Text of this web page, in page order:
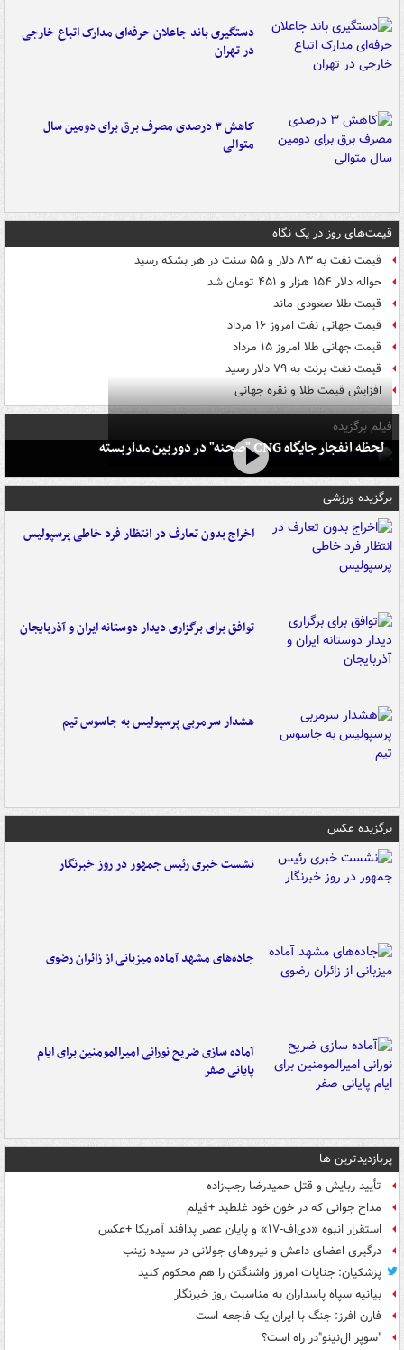
دستگیری باند جاعلان حرفه‌ای مدارک اتباع خارجی
در تهران
کاهش ۳ درصدی مصرف برق برای دومین سال
متوالی
قیمت‌های روز در یک نگاه
قیمت نفت به ۸۳ دلار و ۵۵ سنت در هر بشکه رسید
حواله دلار ۱۵۴ هزار و ۴۵۱ تومان شد
قیمت طلا صعودی ماند
قیمت جهانی نفت امروز ۱۶ مرداد
قیمت جهانی طلا امروز ۱۵ مرداد
قیمت نفت برنت به ۷۹ دلار رسید
افزایش قیمت طلا و نقره جهانی
فیلم برگزیده
لحظه انفجار جایگاه CNG "صحنه" در دوربین مداربسته
برگزیده ورزشی
اخراج بدون تعارف در انتظار فرد خاطی پرسپولیس
توافق برای برگزاری دیدار دوستانه ایران و آذربایجان
هشدار سرمربی پرسپولیس به جاسوس تیم
برگزیده عکس
نشست خبری رئیس جمهور در روز خبرنگار
جاده‌های مشهد آماده میزبانی از زائران رضوی
آماده سازی ضریح نورانی امیرالمومنین برای ایام
پایانی صفر
پربازدیدترین ها
تأیید ربایش و قتل حمیدرضا رجب‌زاده
مداح جوانی که در خون خود غلطید +فیلم
استقرار انبوه «دی‌اف‑۱۷» و پایان عصر پدافند آمریکا +عکس
درگیری اعضای داعش و نیروهای جولانی در سیده زینب
پزشکیان: جنایات امروز واشنگتن را هم محکوم کنید
بیانیه سپاه پاسداران به مناسبت روز خبرنگار
فارن افرز: جنگ با ایران یک فاجعه است
"سوپر ال‌نینو"در راه است؟